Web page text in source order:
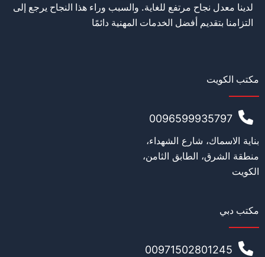
لدينا معدل نجاح مرتفع للغاية. والسبب وراء هذا النجاح يرجع إلى
التزامنا بتقديم أفضل الخدمات المهنية دائمًا
مكتب الكويت
0096599935797
بناية الاسماك، شارع الشهداء،
منطقة الشرق، الطابق الثامن،
الكويت
مكتب دبي
00971502801245